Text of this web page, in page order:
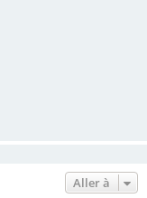
Aller à